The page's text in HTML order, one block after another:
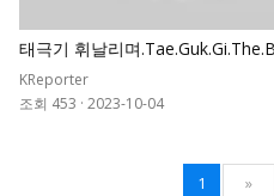
태극기 휘날리며
AN.REMASTERED.1080p
KReporter
조회 453 · 2023-10-04
1 »